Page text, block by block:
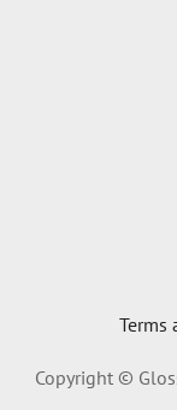
Terms
Copyright ©